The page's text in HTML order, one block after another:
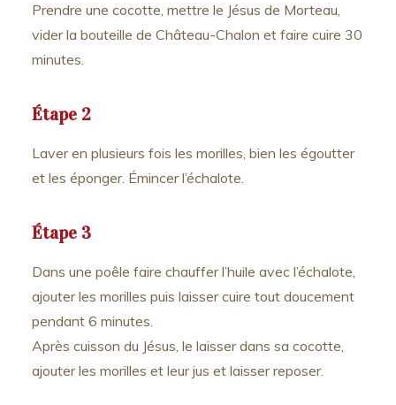
Prendre une cocotte, mettre le Jésus de Morteau,
vider la bouteille de Château-Chalon et faire cuire 30
minutes.
Étape 2
Laver en plusieurs fois les morilles, bien les égoutter
et les éponger. Émincer l’échalote.
Étape 3
Dans une poêle faire chauffer l’huile avec l’échalote,
ajouter les morilles puis laisser cuire tout doucement
pendant 6 minutes.
Après cuisson du Jésus, le laisser dans sa cocotte,
ajouter les morilles et leur jus et laisser reposer.